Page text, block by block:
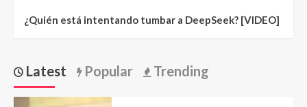
¿Quién está intentando tumbar a DeepSeek? [VIDEO]
Latest Popular Trending